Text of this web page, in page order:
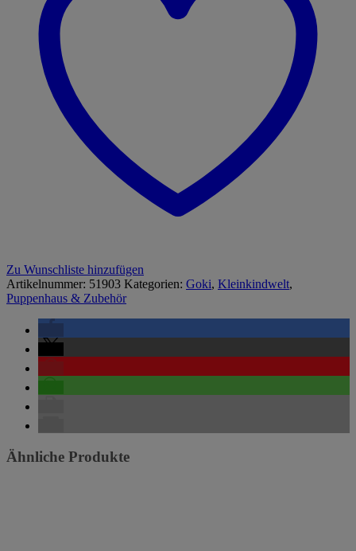
Zu Wunschliste hinzufügen
Artikelnummer: 51903 Kategorien: Goki, Kleinkindwelt,
Puppenhaus & Zubehör
Ähnliche Produkte